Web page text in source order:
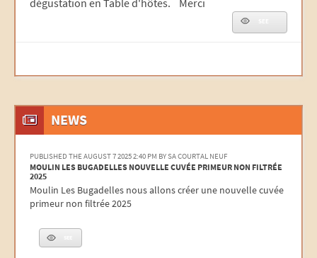
dégustation en Table d'hôtes. Merci
NEWS
PUBLISHED THE AUGUST 7 2025 2:40 PM BY SA COURTAL NEUF
MOULIN LES BUGADELLES NOUVELLE CUVÉE PRIMEUR NON FILTRÉE
2025
Moulin Les Bugadelles nous allons créer une nouvelle cuvée
primeur non filtrée 2025